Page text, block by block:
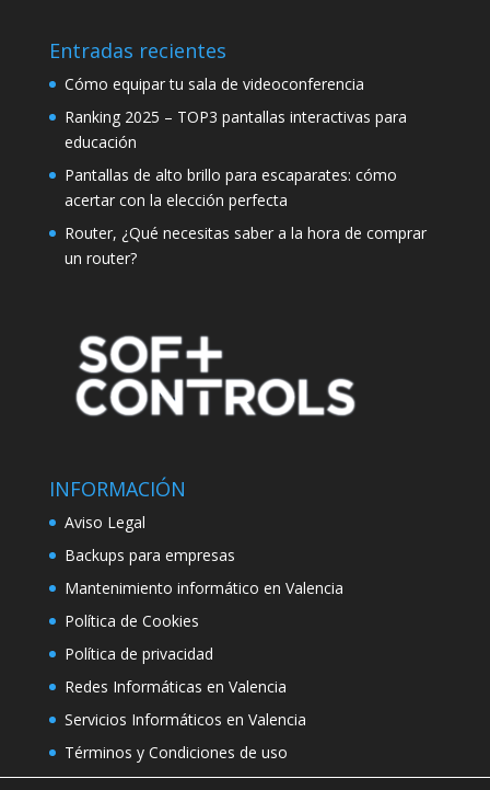
Entradas recientes
Cómo equipar tu sala de videoconferencia
Ranking 2025 – TOP3 pantallas interactivas para
educación
Pantallas de alto brillo para escaparates: cómo
acertar con la elección perfecta
Router, ¿Qué necesitas saber a la hora de comprar
un router?
INFORMACIÓN
Aviso Legal
Backups para empresas
Mantenimiento informático en Valencia
Política de Cookies
Política de privacidad
Redes Informáticas en Valencia
Servicios Informáticos en Valencia
Términos y Condiciones de uso